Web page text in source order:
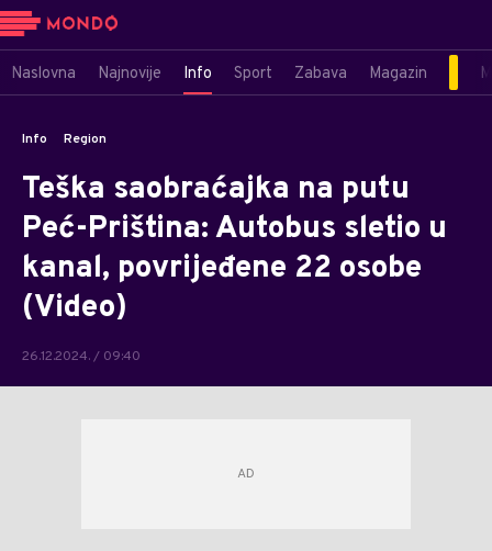
Naslovna Najnovije Info Sport Zabava Magazin
Info Region
Teška saobraćajka na putu
Peć-Priština: Autobus sletio u
kanal, povrijeđene 22 osobe
(Video)
26.12.2024. / 09:40